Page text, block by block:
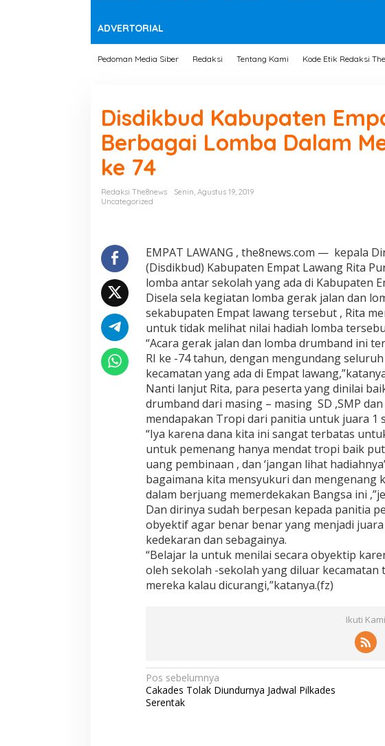
ADVERTORIAL
Pedoman Media Siber Redaksi Tentang Kami Kode Etik Redaksi
Disdikbud Kabupaten
Berbagai Lomba Dalam
ke 74
Redaksi The8news
Senin, Agustus 19, 2019
Uncategorized
EMPAT LAWANG , the8news.com — kepala
(Disdikbud) Kabupaten Empat Lawang Rita
lomba antar sekolah yang ada di Kabupaten
Disela sela kegiatan lomba gerak jalan dan
sekabupaten Empat lawang tersebut , Rita
untuk tidak melihat nilai hadiah lomba
“Acara gerak jalan dan lomba drumband ini
RI ke -74 tahun, dengan mengundang
kecamatan yang ada di Empat
Nanti lanjut Rita, para peserta yang dinilai
drumband dari masing – masing SD ,SMP
mendapakan Tropi dari panitia untuk juara 1
“Iya karena dana kita ini sangat terbatas
untuk pemenang hanya mendat tropi baik
uang pembinaan , dan ‘jangan lihat
bagaimana kita mensyukuri dan mengenang
dalam berjuang memerdekakan Bangsa ini
Dan dirinya sudah berpesan kepada panitia
obyektif agar benar benar yang menjadi
kedekaran dan sebagainya.
“Belajar la untuk menilai secara obyektip
oleh sekolah -sekolah yang diluar
mereka kalau dicurangi,”katanya.(fz)
Ikuti Kami
N
a
Pos sebelumnya
Cakades Tolak Diundurnya Jadwal Pilkades
Serentak